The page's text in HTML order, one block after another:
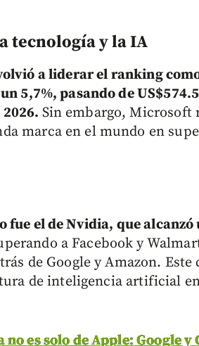
tecnología y la IA
a liderar el ranking
5,7%, pasando de
Sin embargo, Microsoft
marca en el mundo en
fue el de Nvidia, que
a Facebook y
de Google y Amazon.
de inteligencia artificial
no es solo de Apple: Google